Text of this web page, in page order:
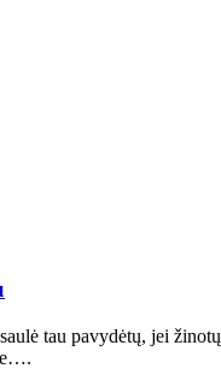
tau pavydėtų, jei